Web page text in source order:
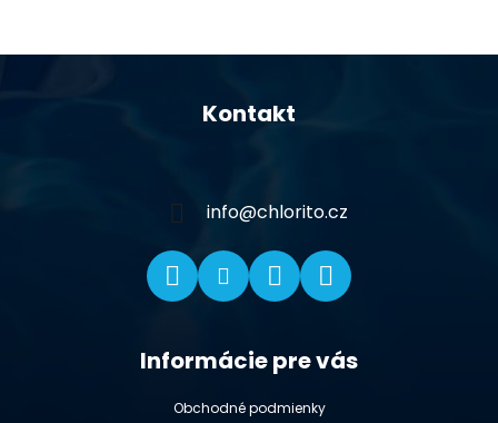
Z
Kontakt
info@chlorito.cz
Informácie pre vás
Obchodné podmienky